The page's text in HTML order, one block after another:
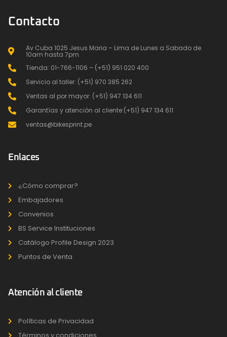
Contacto
Av Cuba 1025 Jesus Maria – Lima de Lunes a Sabado de
10am hasta 7pm
Tienda: 01-766-1106 – (+51) 951 020 400
Servicio al taller: (+51) 970 385 262
Ventas al por mayor: (+51) 947 134 611
Garantías y atención al cliente:(+51) 947 134 611
ventas@bikesprint.pe
Enlaces
¿Cómo comprar?
Embajadores
Convenios
BS Service Instituciones
Catálogo Profile Design 2023
Puntos de Venta
Atención al cliente
Políticas de Privacidad
Términos y condiciones